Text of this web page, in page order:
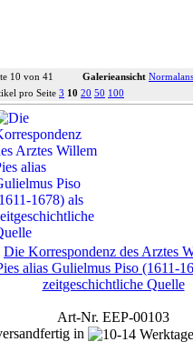
10 von 41 Galerieansicht
pro Seite 3 10 20 50 100
Die Korrespondenz des Arztes
alias Gulielmus Piso (1611-
zeitgeschichtliche Quelle
Art-Nr. EEP-00103
in